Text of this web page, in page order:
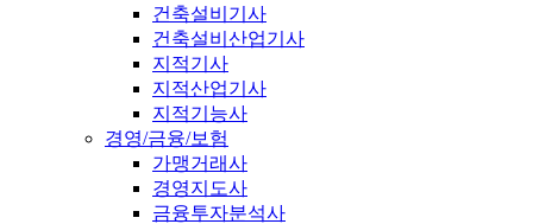
건축설비기사
건축설비산업기사
지적기사
지적산업기사
지적기능사
경영/금융/보험
가맹거래사
경영지도사
금융투자분석사